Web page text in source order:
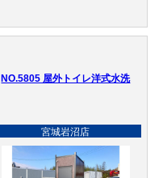
NO.5805 屋外トイレ洋式水洗
宮城岩沼店